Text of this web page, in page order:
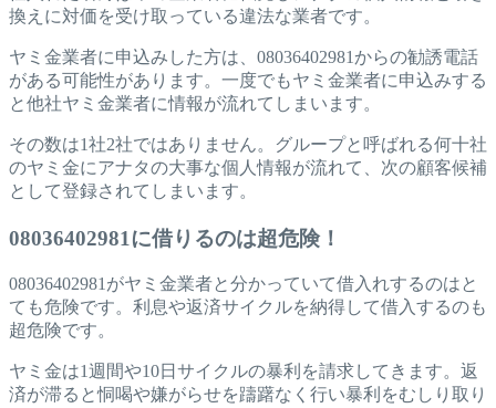
換えに対価を受け取っている違法な業者です。
ヤミ金業者に申込みした方は、08036402981からの勧誘電話
がある可能性があります。一度でもヤミ金業者に申込みする
と他社ヤミ金業者に情報が流れてしまいます。
その数は1社2社ではありません。グループと呼ばれる何十社
のヤミ金にアナタの大事な個人情報が流れて、次の顧客候補
として登録されてしまいます。
08036402981に借りるのは超危険！
08036402981がヤミ金業者と分かっていて借入れするのはと
ても危険です。利息や返済サイクルを納得して借入するのも
超危険です。
ヤミ金は1週間や10日サイクルの暴利を請求してきます。返
済が滞ると恫喝や嫌がらせを躊躇なく行い暴利をむしり取り